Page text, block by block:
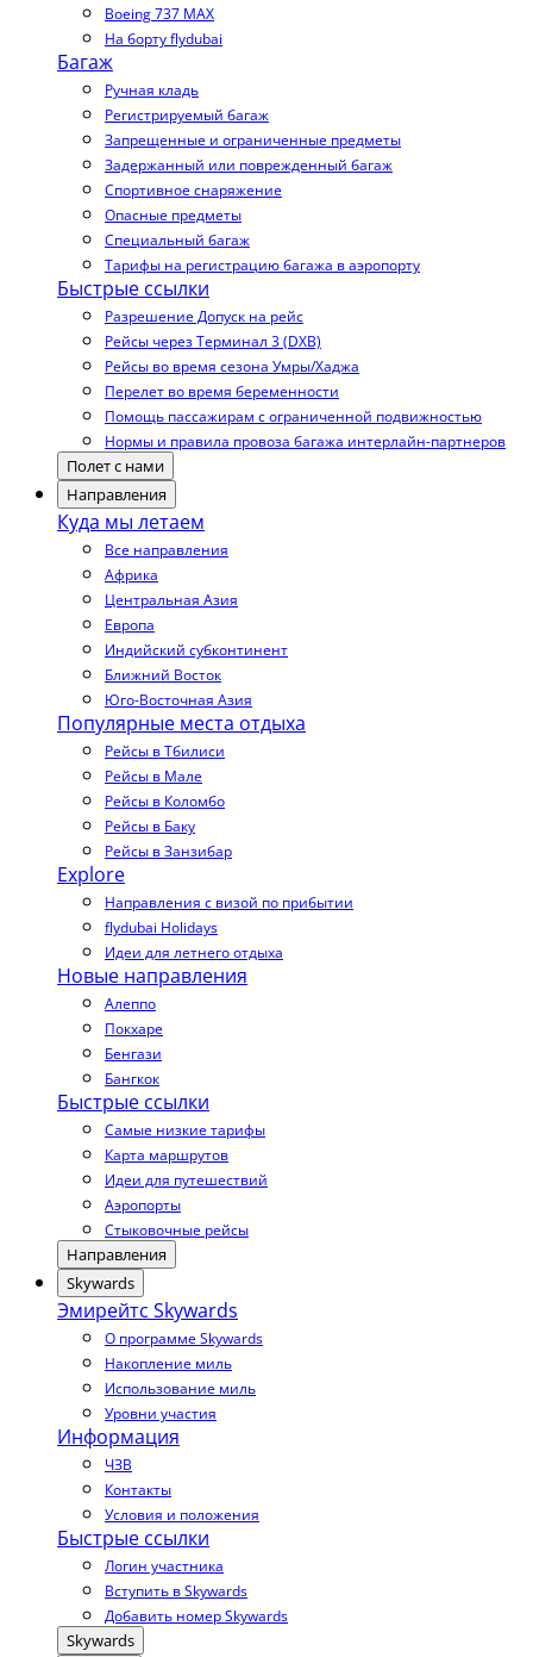
Boeing 737 MAX
На борту flydubai
Багаж
Ручная кладь
Регистрируемый багаж
Запрещенные и ограниченные предметы
Задержанный или поврежденный багаж
Спортивное снаряжение
Опасные предметы
Специальный багаж
Тарифы на регистрацию багажа в аэропорту
Быстрые ссылки
Разрешение Допуск на рейс
Рейсы через Терминал 3 (DXB)
Рейсы во время сезона Умры/Хаджа
Перелет во время беременности
Помощь пассажирам с ограниченной подвижностью
Нормы и правила провоза багажа интерлайн-партнеров
Полет с нами
Направления
Куда мы летаем
Все направления
Африка
Центральная Азия
Европа
Индийский субконтинент
Ближний Восток
Юго-Восточная Азия
Популярные места отдыха
Рейсы в Тбилиси
Рейсы в Мале
Рейсы в Коломбо
Рейсы в Баку
Рейсы в Занзибар
Explore
Направления с визой по прибытии
flydubai Holidays
Идеи для летнего отдыха
Новые направления
Алеппо
Покхаре
Бенгази
Бангкок
Быстрые ссылки
Самые низкие тарифы
Карта маршрутов
Идеи для путешествий
Аэропорты
Стыковочные рейсы
Направления
Skywards
Эмирейтс Skywards
О программе Skywards
Накопление миль
Использование миль
Уровни участия
Информация
ЧЗВ
Контакты
Условия и положения
Быстрые ссылки
Логин участника
Вступить в Skywards
Добавить номер Skywards
Skywards